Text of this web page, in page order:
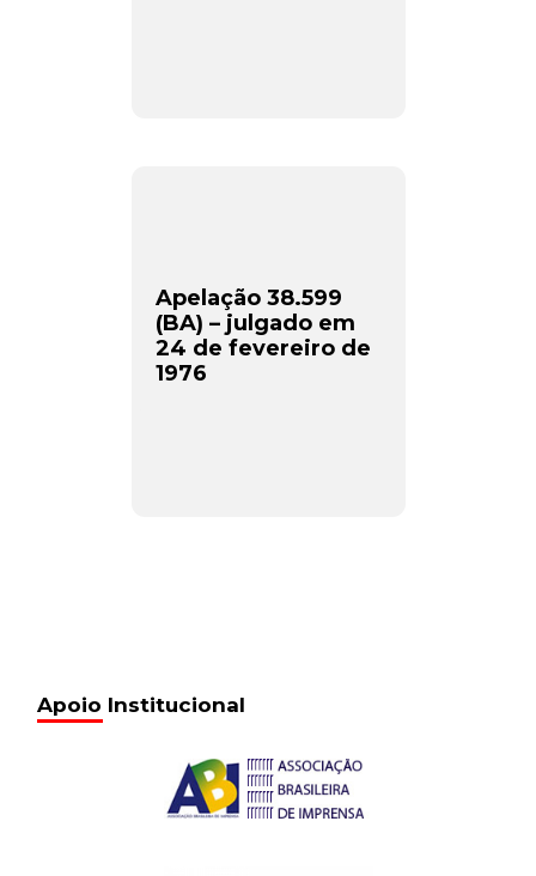
Apelação 38.599
(BA) – julgado em
24 de fevereiro de
1976
Apoio Institucional